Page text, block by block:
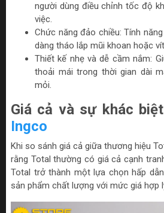
người dùng điều chỉnh tốc độ
việc.
Chức năng đảo chiều: Tính
dàng tháo lắp mũi khoan hoặc
Thiết kế nhẹ và dễ cầm nắm:
thoải mái trong thời gian dài
mỏi.
Giá cả và sự khác
Ingco
Khi so sánh giá cả giữa thương hiệu
rằng Total thường có giá cả cạnh
Total trở thành một lựa chọn hấp
sản phẩm chất lượng với mức giá hợp